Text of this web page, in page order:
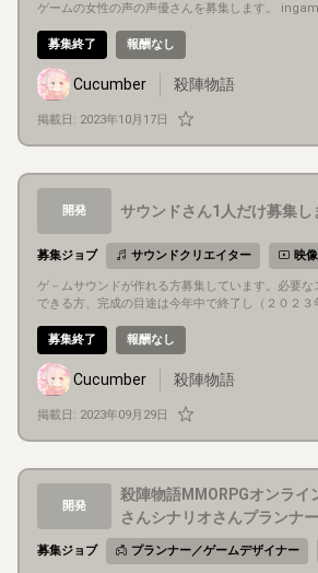
ゲームの女性の声の声優さんを募集します。 ingameでの相談や、音声テキ
。 できれば、中国の方とか英語の方とかもできたらなおよしですが。 日本語
だけでも構いません。
募集終了 報酬なし
Cucumber 殺陣物語
掲載日: 2023年10月17日
開発 サウンドさん1人だけ募集し
募集ジョブ サウンドクリエイター 映
ゲ－ムサウンドが作れる方募集しています。必要
できる方、完成の目途は今年中で終了し（２０２３
、効果音６曲。お待ちしています。 尚、売れなければ報酬はお支払い出来ま
せんのでご了承ください。
募集終了 報酬なし
Cucumber 殺陣物語
掲載日: 2023年09月29日
開発
殺陣物語MMORPGオンライ
さんシナリオさんプランナ
れる方
募集ジョブ プランナー／ゲームデザイナー